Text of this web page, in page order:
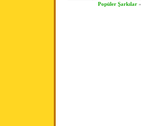
Popüler Şarkılar »